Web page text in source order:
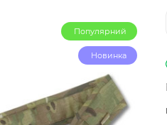
Популярний
Новинка